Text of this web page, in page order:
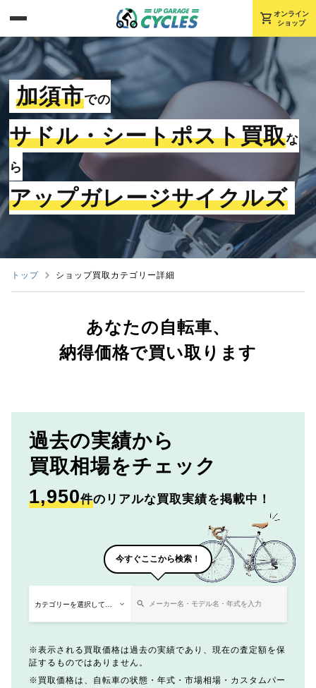
shopping_cart オンライン
ショップ
加須市での
サドル・シートポスト買取な
ら
アップガレージサイクルズ
トップ ショップ買取カテゴリー詳細
あなたの自転車、
納得価格で買い取ります
過去の実績から
買取相場をチェック
1,950件のリアルな買取実績を掲載中！
今すぐここから検索！
表示される買取価格は過去の実績であり、現在の査定額を保
証するものではありません。
買取価格は、自転車の状態・年式・市場相場・カスタムパー